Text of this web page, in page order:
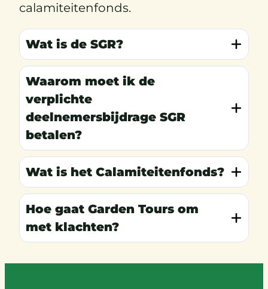
calamiteitenfonds.
Wat is de SGR?
Waarom moet ik de
verplichte
deelnemersbijdrage SGR
betalen?
Wat is het Calamiteitenfonds?
Hoe gaat Garden Tours om
met klachten?